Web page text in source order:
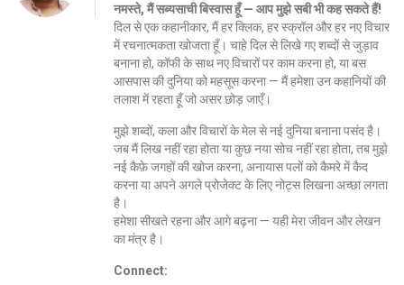
नमस्ते, मैं सब्यसाची बिस्वास हूँ — आप मुझे सबी भी कह सकते हैं!
दिल से एक कहानीकार, मैं हर क्लिक, हर स्क्रॉल और हर नए विचार
में रचनात्मकता खोजता हूँ। चाहे दिल से लिखे गए शब्दों से जुड़ाव
बनाना हो, कॉफी के साथ नए विचारों पर काम करना हो, या बस
आसपास की दुनिया को महसूस करना — मैं हमेशा उन कहानियों की
तलाश में रहता हूँ जो असर छोड़ जाएँ।
मुझे शब्दों, कला और विचारों के मेल से नई दुनिया बनाना पसंद है।
जब मैं लिख नहीं रहा होता या कुछ नया सोच नहीं रहा होता, तब मुझे
नई कैफ़े जगहों की खोज करना, अनायास पलों को कैमरे में कैद
करना या अपने अगले प्रोजेक्ट के लिए नोट्स लिखना अच्छा लगता
है।
हमेशा सीखते रहना और आगे बढ़ना — यही मेरा जीवन और लेखन
का मंत्र है।
Connect: